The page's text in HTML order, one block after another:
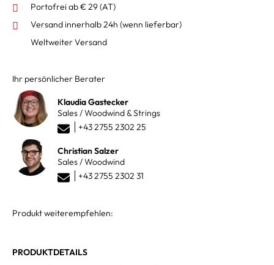
Portofrei ab € 29 (AT)
Versand innerhalb 24h (wenn lieferbar)
Weltweiter Versand
Ihr persönlicher Berater
Klaudia Gastecker
Sales / Woodwind & Strings
+43 2755 2302 25
Christian Salzer
Sales / Woodwind
+43 2755 2302 31
Produkt weiterempfehlen:
PRODUKTDETAILS